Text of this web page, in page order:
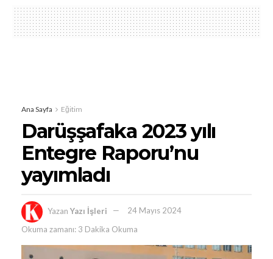
Ana Sayfa Eğitim
Darüşşafaka 2023 yılı
Entegre Raporu’nu
yayımladı
Yazan Yazı İşleri
24 Mayıs 2024
Okuma zamanı: 3 Dakika Okuma